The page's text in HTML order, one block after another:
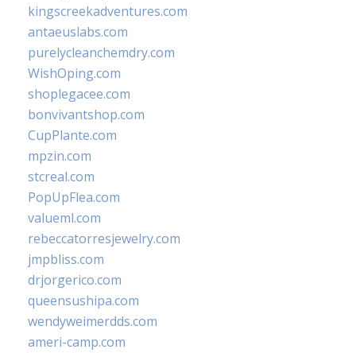
kingscreekadventures.com
antaeuslabs.com
purelycleanchemdry.com
WishOping.com
shoplegacee.com
bonvivantshop.com
CupPlante.com
mpzin.com
stcreal.com
PopUpFlea.com
valueml.com
rebeccatorresjewelry.com
jmpbliss.com
drjorgerico.com
queensushipa.com
wendyweimerdds.com
ameri-camp.com